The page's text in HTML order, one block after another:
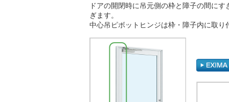
ドアの開閉時に吊元側の枠と障子の間に
ぎます。
中心吊ピボットヒンジは枠・障子内に取